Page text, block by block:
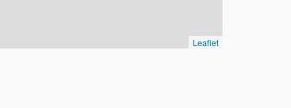
Leaflet